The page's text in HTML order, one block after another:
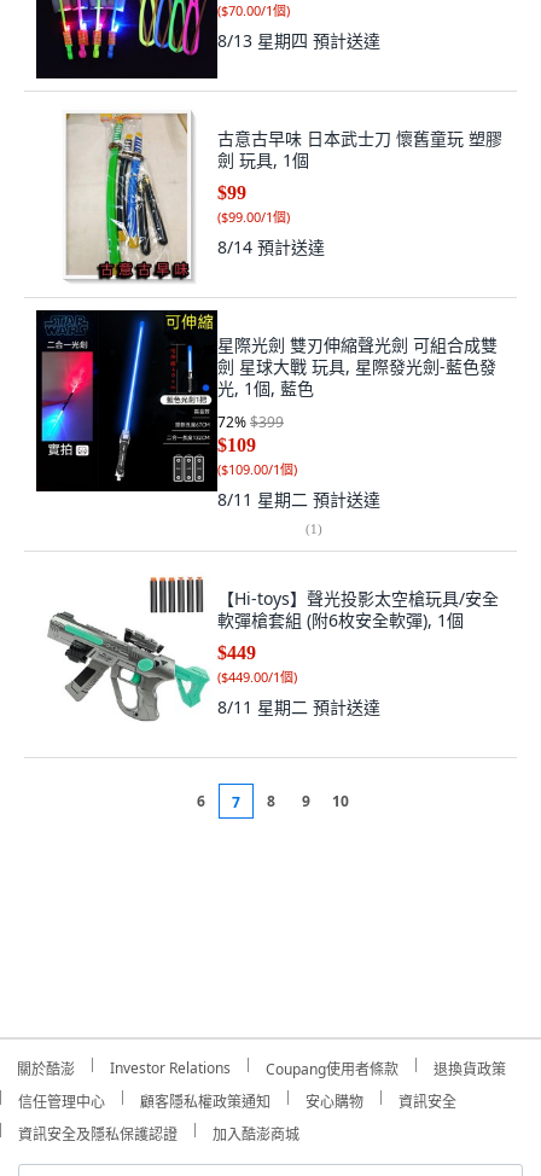
($70.00/1個)
8/13 星期四 預計送達
古意古早味 日本武士刀 懷舊童玩 塑膠
劍 玩具, 1個
$99
($99.00/1個)
8/14 預計送達
星際光劍 雙刃伸縮聲光劍 可組合成雙
劍 星球大戰 玩具, 星際發光劍-藍色發
光, 1個, 藍色
72%$399
$109
($109.00/1個)
8/11 星期二 預計送達
(1)
【Hi-toys】聲光投影太空槍玩具/安全
軟彈槍套組 (附6枚安全軟彈), 1個
$449
($449.00/1個)
8/11 星期二 預計送達
6 7 8 9 10
關於酷澎 Investor Relations Coupang使用者條款
退換貨政策
信任管理中心
顧客隱私權政策通知 安心購物
資訊安全
資訊安全及隱私保護認證
加入酷澎商城